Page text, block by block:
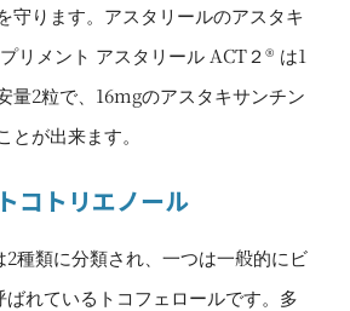
守ります。アスタリールのアスタキ
リメント アスタリール ACT２® は1
量2粒で、16mgのアスタキサンチン
とが出来ます。
コトリエノール
2種類に分類され、一つは一般的にビ
ばれているトコフェロールです。多